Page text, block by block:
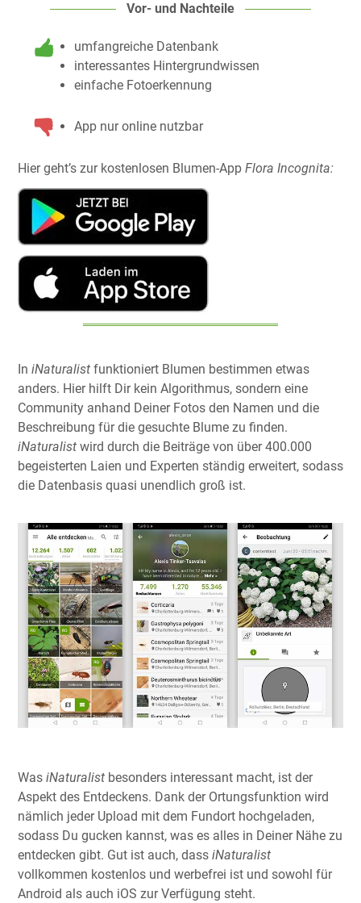
Vor- und Nachteile
umfangreiche Datenbank
interessantes Hintergrundwissen
einfache Fotoerkennung
App nur online nutzbar
Hier geht’s zur kostenlosen Blumen-App Flora Incognita:
In iNaturalist funktioniert Blumen bestimmen etwas
anders. Hier hilft Dir kein Algorithmus, sondern eine
Community anhand Deiner Fotos den Namen und die
Beschreibung für die gesuchte Blume zu finden.
iNaturalist wird durch die Beiträge von über 400.000
begeisterten Laien und Experten ständig erweitert, sodass
die Datenbasis quasi unendlich groß ist.
Was iNaturalist besonders interessant macht, ist der
Aspekt des Entdeckens. Dank der Ortungsfunktion wird
nämlich jeder Upload mit dem Fundort hochgeladen,
sodass Du gucken kannst, was es alles in Deiner Nähe zu
entdecken gibt. Gut ist auch, dass iNaturalist
vollkommen kostenlos und werbefrei ist und sowohl für
Android als auch iOS zur Verfügung steht.